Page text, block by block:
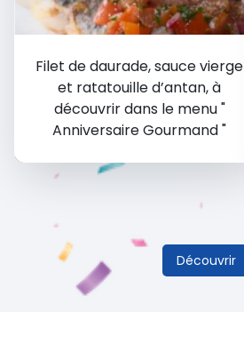
Filet de daurade, sauce vierge
et ratatouille d’antan, à
découvrir dans le menu "
Anniversaire Gourmand "
Découvrir